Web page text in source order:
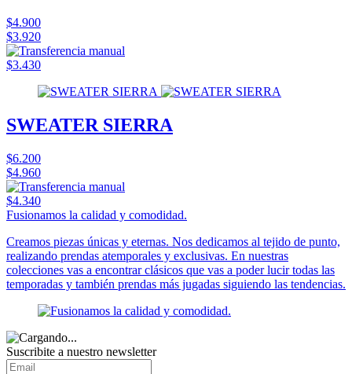
$4.900
$3.920
$3.430
SWEATER SIERRA
$6.200
$4.960
$4.340
Fusionamos la calidad y comodidad.
Creamos piezas únicas y eternas. Nos dedicamos al tejido de punto,
realizando prendas atemporales y exclusivas. En nuestras
colecciones vas a encontrar clásicos que vas a poder lucir todas las
temporadas y también prendas más jugadas siguiendo las tendencias.
Suscribite a nuestro newsletter